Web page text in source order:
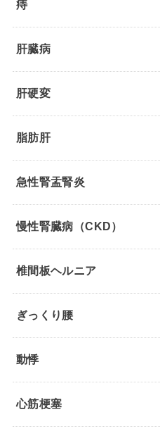
痔
肝臓病
肝硬変
脂肪肝
急性腎盂腎炎
慢性腎臓病（CKD）
椎間板ヘルニア
ぎっくり腰
動悸
心筋梗塞